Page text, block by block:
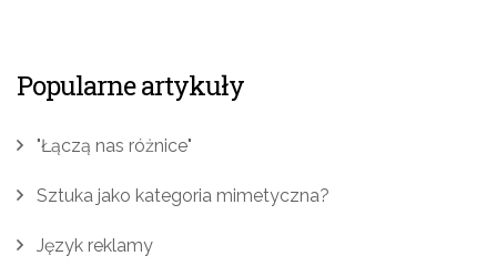
Popularne artykuły
"Łączą nas różnice"
Sztuka jako kategoria mimetyczna?
Język reklamy